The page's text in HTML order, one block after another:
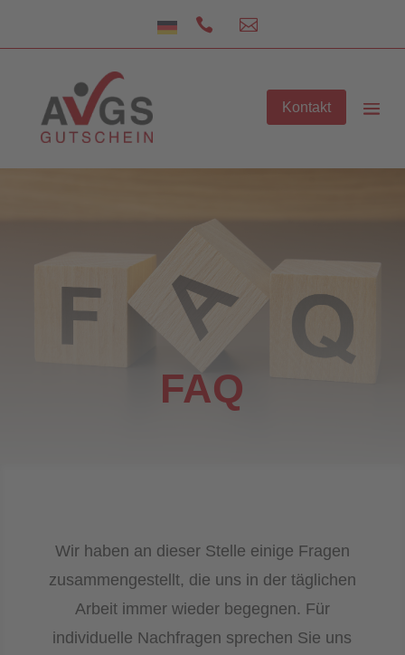
 
Kontakt
FAQ
Wir haben an dieser Stelle einige Fragen
zusammengestellt, die uns in der täglichen
Arbeit immer wieder begegnen. Für
individuelle Nachfragen sprechen Sie uns